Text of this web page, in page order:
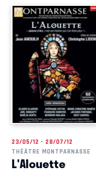
23/05/12 - 28/07/12
THÉÂTRE MONTPARNASSE
L'Alouette